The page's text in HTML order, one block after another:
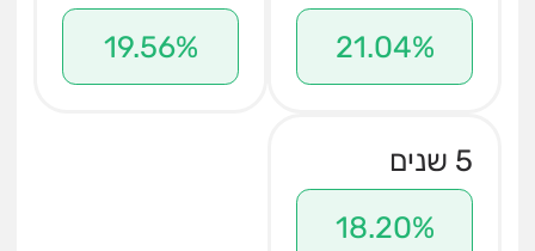
21.04%
19.56%
5 שנים
18.20%